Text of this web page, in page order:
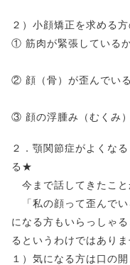
２）小顔矯正を求める
① 筋肉が緊張している
② 顔（骨）が歪んでい
③ 顔の浮腫み（むくみ
２．顎関節症がよくな
る★
今まで話してきたこと
「私の顔って歪んでい
になる方もいらっしゃ
るというわけではありま
１）気になる方は口の